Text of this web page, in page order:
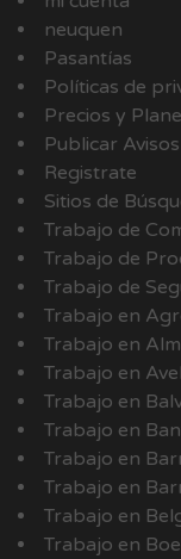
neuquen
Pasantías
Políticas de
Precios y
Publicar
Registrate
Sitios de
Trabajo de
Trabajo de
Trabajo de
Trabajo en
Trabajo en
Trabajo en
Trabajo en
Trabajo en
Trabajo en
Trabajo en
Trabajo en
Trabajo en